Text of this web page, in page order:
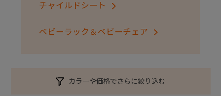
チャイルドシート
ベビーラック＆ベビーチェア
カラーや価格でさらに絞り込む